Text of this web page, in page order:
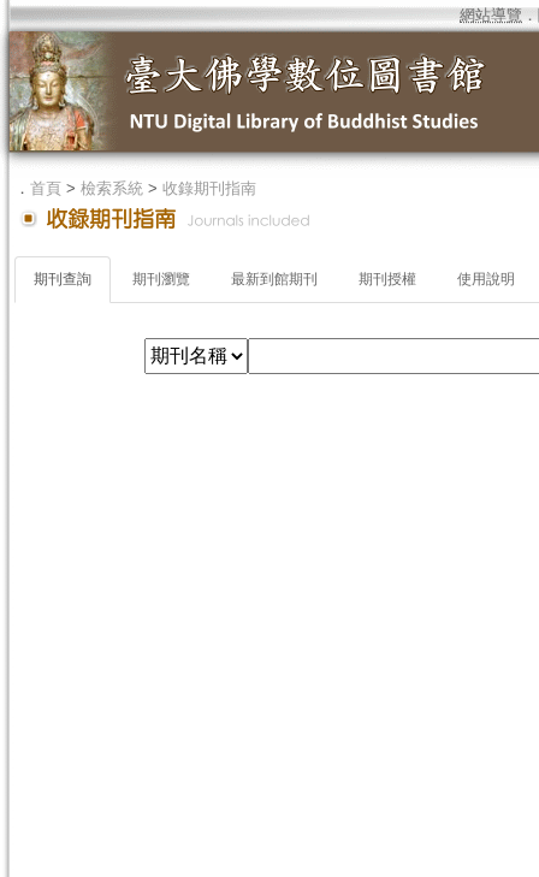
網站導覽 ．
． 首頁 > 檢索系統 > 收錄期刊指南
期刊查詢 期刊瀏覽 最新到館期刊 期刊授權 使用說明